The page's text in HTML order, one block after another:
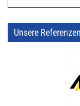
Unsere Referenzen